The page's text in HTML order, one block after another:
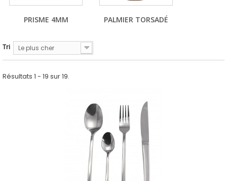
PRISME 4MM PALMIER TORSADÉ
Tri Le plus cher
Résultats 1 - 19 sur 19.
BUY